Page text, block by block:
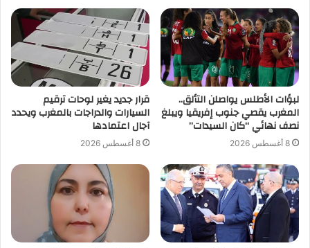
لبؤات الأطلس يواصلن التألق..
المغرب يقصي جنوب إفريقيا ويبلغ
نصف نهائي “كان السيدات”
8 أغسطس 2026
قرار جديد يغير لوحات ترقيم
السيارات والدراجات بالمغرب ويحدد
آجال اعتمادها
8 أغسطس 2026